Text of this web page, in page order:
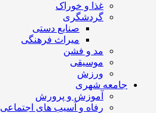
تهران
غذا و خوراک
گردشگری
صنایع دستی
میراث فرهنگی
مد و فشن
موسیقی
ورزش
جامعه شهری
آموزش و پرورش
رفاه و آسیب های اجتماعی